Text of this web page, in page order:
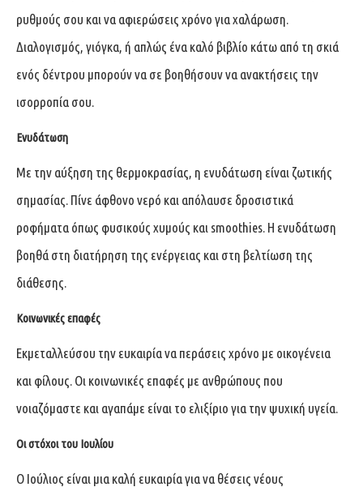
ρυθμούς σου και να αφιερώσεις χρόνο για χαλάρωση.
Διαλογισμός, γιόγκα, ή απλώς ένα καλό βιβλίο κάτω από τη σκιά
ενός δέντρου μπορούν να σε βοηθήσουν να ανακτήσεις την
ισορροπία σου.
Ενυδάτωση
Με την αύξηση της θερμοκρασίας, η ενυδάτωση είναι ζωτικής
σημασίας. Πίνε άφθονο νερό και απόλαυσε δροσιστικά
ροφήματα όπως φυσικούς χυμούς και smoothies. Η ενυδάτωση
βοηθά στη διατήρηση της ενέργειας και στη βελτίωση της
διάθεσης.
Κοινωνικές επαφές
Εκμεταλλεύσου την ευκαιρία να περάσεις χρόνο με οικογένεια
και φίλους. Οι κοινωνικές επαφές με ανθρώπους που
νοιαζόμαστε και αγαπάμε είναι το ελιξίριο για την ψυχική υγεία.
Οι στόχοι του Ιουλίου
Ο Ιούλιος είναι μια καλή ευκαιρία για να θέσεις νέους